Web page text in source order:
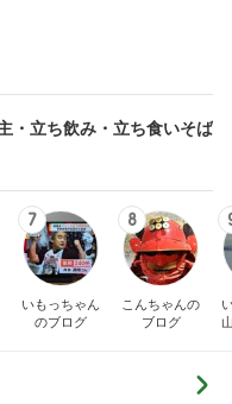
・立ち飲み・立ち食いそば
7
いもっちゃん
のブログ
8
こんちゃんの
ブログ